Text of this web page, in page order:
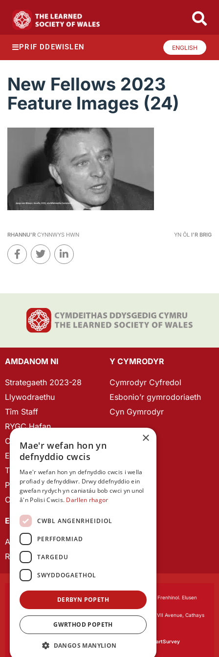
PRIF DDEWISLEN ENGLISH
New Fellows 2023
Feature Images (24)
RHANNU'R CYNNWYS HWN YN ÔL I'R BRIG
AMDANOM NI
Strategaeth 2023-28
Llywodraethu
Tîm Staff
RYGC Hafan
Canllawiau brandio
Ein Hanes
Telerau ac Amodau
Polisi Preifatrwydd
Cysylltu â ni
Y CYMRODYR
Cymrodyr Cyfredol
Esbonio’r gymrodoriaeth
Cyn Gymrodyr
EIN CYHOEDDIADAU
Astudiaethau Cymreig
Rhwydwaith Ymchwil Gyrfa Cynnar
Cymdeithas Ddysgedig Cymru, corfforedig drwy Siarter Frenhinol. Elusen
Swyddfa gofrestredig:The University Registry, King Edward VII Avenue, Cathays
Park, Cardiff CF10 3NS
Gwefan gan:Waters Creative
Caiff ein meddalwedd arolygon ei phweru gan
SmartSurvey
×
Mae'r wefan hon yn
defnyddio cwcis
Mae'r wefan hon yn defnyddio cwcis i wella
profiad y defnyddiwr. Drwy ddefnyddio ein
gwefan rydych yn caniatáu bob cwci yn unol
â'n Polisi Cwcis. Darllen rhagor
CWBL ANGENRHEIDIOL
PERFFORMIAD
TARGEDU
SWYDDOGAETHOL
DERBYN POPETH
GWRTHOD POPETH
DANGOS MANYLION